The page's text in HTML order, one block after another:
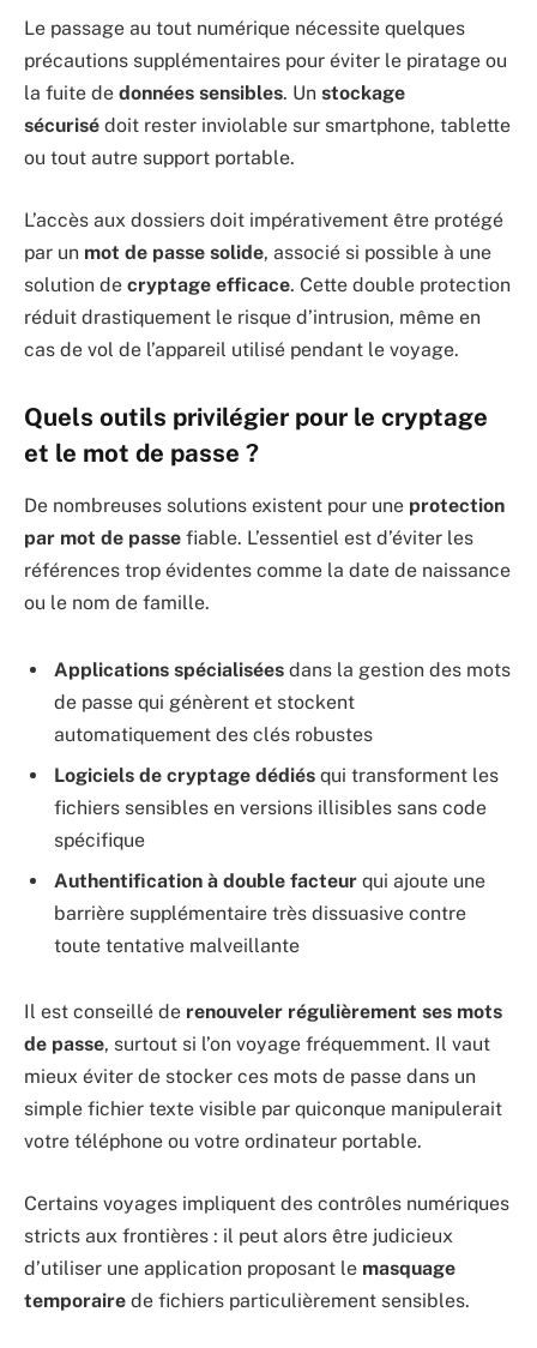
Le passage au tout numérique nécessite quelques
précautions supplémentaires pour éviter le piratage ou
la fuite de données sensibles. Un stockage
sécurisé doit rester inviolable sur smartphone, tablette
ou tout autre support portable.
L’accès aux dossiers doit impérativement être protégé
par un mot de passe solide, associé si possible à une
solution de cryptage efficace. Cette double protection
réduit drastiquement le risque d’intrusion, même en
cas de vol de l’appareil utilisé pendant le voyage.
Quels outils privilégier pour le cryptage
et le mot de passe ?
De nombreuses solutions existent pour une protection
par mot de passe fiable. L’essentiel est d’éviter les
références trop évidentes comme la date de naissance
ou le nom de famille.
Applications spécialisées dans la gestion des mots
de passe qui génèrent et stockent
automatiquement des clés robustes
Logiciels de cryptage dédiés qui transforment les
fichiers sensibles en versions illisibles sans code
spécifique
Authentification à double facteur qui ajoute une
barrière supplémentaire très dissuasive contre
toute tentative malveillante
Il est conseillé de renouveler régulièrement ses mots
de passe, surtout si l’on voyage fréquemment. Il vaut
mieux éviter de stocker ces mots de passe dans un
simple fichier texte visible par quiconque manipulerait
votre téléphone ou votre ordinateur portable.
Certains voyages impliquent des contrôles numériques
stricts aux frontières : il peut alors être judicieux
d’utiliser une application proposant le masquage
temporaire de fichiers particulièrement sensibles.